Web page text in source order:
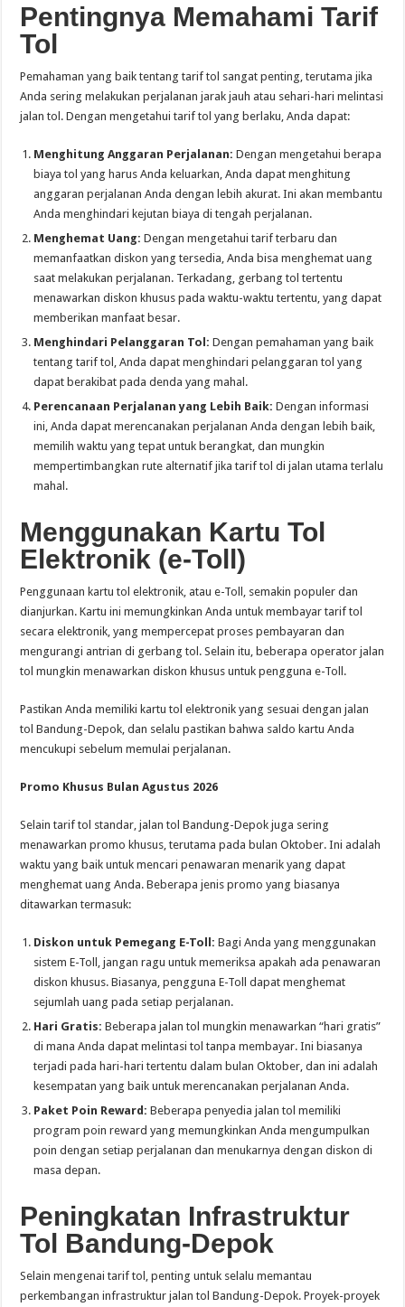
Pentingnya Memahami Tarif
Tol
Pemahaman yang baik tentang tarif tol sangat penting, terutama jika
Anda sering melakukan perjalanan jarak jauh atau sehari-hari melintasi
jalan tol. Dengan mengetahui tarif tol yang berlaku, Anda dapat:
Menghitung Anggaran Perjalanan: Dengan mengetahui berapa
biaya tol yang harus Anda keluarkan, Anda dapat menghitung
anggaran perjalanan Anda dengan lebih akurat. Ini akan membantu
Anda menghindari kejutan biaya di tengah perjalanan.
Menghemat Uang: Dengan mengetahui tarif terbaru dan
memanfaatkan diskon yang tersedia, Anda bisa menghemat uang
saat melakukan perjalanan. Terkadang, gerbang tol tertentu
menawarkan diskon khusus pada waktu-waktu tertentu, yang dapat
memberikan manfaat besar.
Menghindari Pelanggaran Tol: Dengan pemahaman yang baik
tentang tarif tol, Anda dapat menghindari pelanggaran tol yang
dapat berakibat pada denda yang mahal.
Perencanaan Perjalanan yang Lebih Baik: Dengan informasi
ini, Anda dapat merencanakan perjalanan Anda dengan lebih baik,
memilih waktu yang tepat untuk berangkat, dan mungkin
mempertimbangkan rute alternatif jika tarif tol di jalan utama terlalu
mahal.
Menggunakan Kartu Tol
Elektronik (e-Toll)
Penggunaan kartu tol elektronik, atau e-Toll, semakin populer dan
dianjurkan. Kartu ini memungkinkan Anda untuk membayar tarif tol
secara elektronik, yang mempercepat proses pembayaran dan
mengurangi antrian di gerbang tol. Selain itu, beberapa operator jalan
tol mungkin menawarkan diskon khusus untuk pengguna e-Toll.
Pastikan Anda memiliki kartu tol elektronik yang sesuai dengan jalan
tol Bandung-Depok, dan selalu pastikan bahwa saldo kartu Anda
mencukupi sebelum memulai perjalanan.
Promo Khusus Bulan Agustus 2026
Selain tarif tol standar, jalan tol Bandung-Depok juga sering
menawarkan promo khusus, terutama pada bulan Oktober. Ini adalah
waktu yang baik untuk mencari penawaran menarik yang dapat
menghemat uang Anda. Beberapa jenis promo yang biasanya
ditawarkan termasuk:
Diskon untuk Pemegang E-Toll: Bagi Anda yang menggunakan
sistem E-Toll, jangan ragu untuk memeriksa apakah ada penawaran
diskon khusus. Biasanya, pengguna E-Toll dapat menghemat
sejumlah uang pada setiap perjalanan.
Hari Gratis: Beberapa jalan tol mungkin menawarkan “hari gratis”
di mana Anda dapat melintasi tol tanpa membayar. Ini biasanya
terjadi pada hari-hari tertentu dalam bulan Oktober, dan ini adalah
kesempatan yang baik untuk merencanakan perjalanan Anda.
Paket Poin Reward: Beberapa penyedia jalan tol memiliki
program poin reward yang memungkinkan Anda mengumpulkan
poin dengan setiap perjalanan dan menukarnya dengan diskon di
masa depan.
Peningkatan Infrastruktur
Tol Bandung-Depok
Selain mengenai tarif tol, penting untuk selalu memantau
perkembangan infrastruktur jalan tol Bandung-Depok. Proyek-proyek